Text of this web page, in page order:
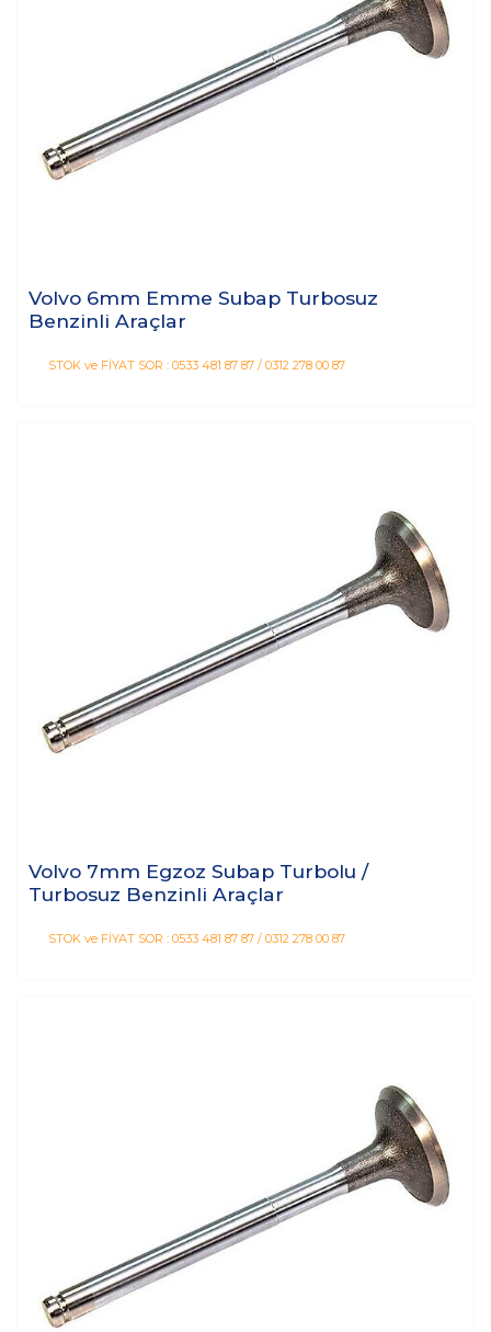
Volvo 6mm Emme Subap Turbosuz
Benzinli Araçlar
STOK ve FİYAT SOR : 0533 481 87 87 / 0312 278 00 87
Volvo 7mm Egzoz Subap Turbolu /
Turbosuz Benzinli Araçlar
STOK ve FİYAT SOR : 0533 481 87 87 / 0312 278 00 87